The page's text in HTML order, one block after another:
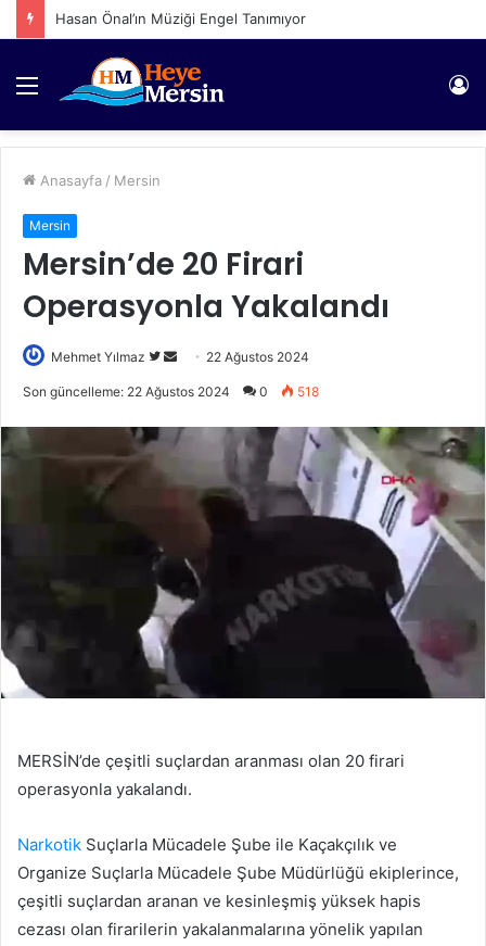
Hasan Önal’ın Müziği Engel Tanımıyor
Menü
Anasayfa / Mersin
Mersin
Mersin’de 20 Firari
Operasyonla Yakalandı
Mehmet Yılmaz
Twitter'da
Bir
göndermek
22 Ağustos 2024
Son güncelleme: 22 Ağustos 2024 0 518
MERSİN’de çeşitli suçlardan aranması olan 20 firari
operasyonla yakalandı.
Narkotik Suçlarla Mücadele Şube ile Kaçakçılık ve
Organize Suçlarla Mücadele Şube Müdürlüğü ekiplerince,
çeşitli suçlardan aranan ve kesinleşmiş yüksek hapis
cezası olan firarilerin yakalanmalarına yönelik yapılan